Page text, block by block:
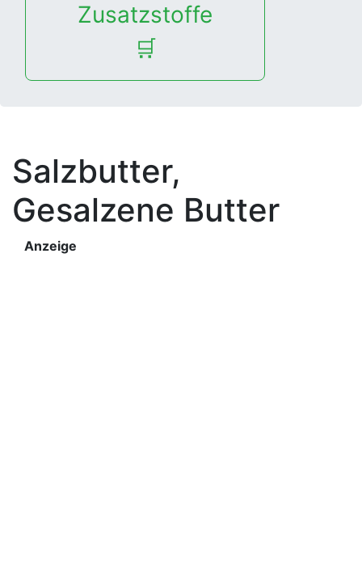
Zusatzstoffe
🛒
Salzbutter,
Gesalzene Butter
Anzeige